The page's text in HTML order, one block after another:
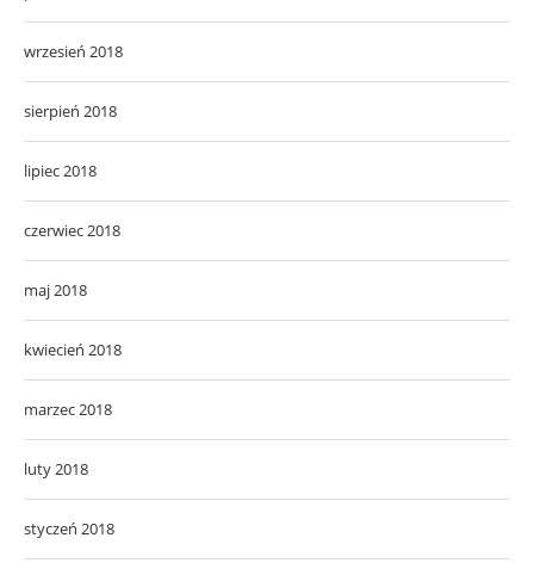
wrzesień 2018
sierpień 2018
lipiec 2018
czerwiec 2018
maj 2018
kwiecień 2018
marzec 2018
luty 2018
styczeń 2018